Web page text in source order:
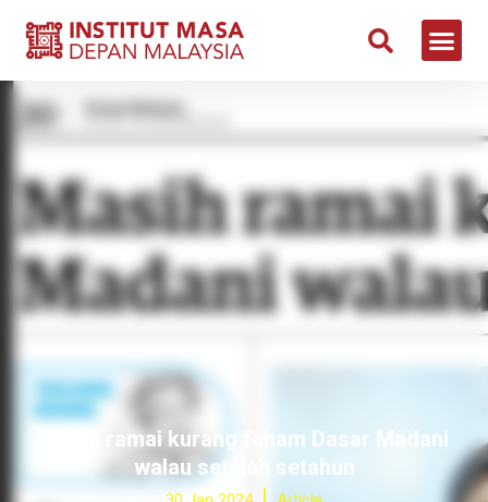
Masih ramai kurang faham Dasar Madani
walau setelah setahun